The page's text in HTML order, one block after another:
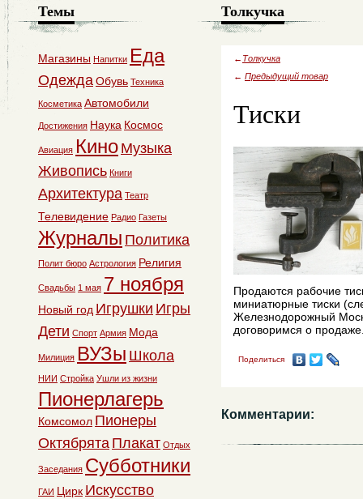
Толкучка
← Толкучка
← Предыдущий товар
Тиски
Продаются рабочие
миниатюрные тиски
Железнодорожный
договоримся о
Поделиться
Комментарии:
Темы
Магазины Напитки Еда
ОдеждаОбувь Техника
Косметика Автомобили
Достижения Наука Космос
Авиация Кино Музыка
Живопись Книги
Архитектура Театр
Телевидение Радио Газеты
Журналы Политика
Полит бюро Астрология Религия
Свадьбы 1 мая 7 ноября
Новый год Игрушки Игры
Дети Спорт Армия Мода
Милиция ВУЗы Школа
НИИ Стройка Ушли из жизни
Пионерлагерь
Комсомол Пионеры
Октябрята Плакат Отдых
Заседания Субботники
ГАИ Цирк Искусство